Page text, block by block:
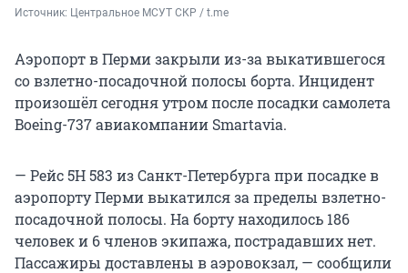
Источник: Центральное МСУТ СКР / t.me
Аэропорт в Перми закрыли из-за выкатившегося
со взлетно-посадочной полосы борта. Инцидент
произошёл сегодня утром после посадки самолета
Boeing-737 авиакомпании Smartavia.
— Рейс 5Н 583 из Санкт-Петербурга при посадке в
аэропорту Перми выкатился за пределы взлетно-
посадочной полосы. На борту находилось 186
человек и 6 членов экипажа, пострадавших нет.
Пассажиры доставлены в аэровокзал, — сообщили